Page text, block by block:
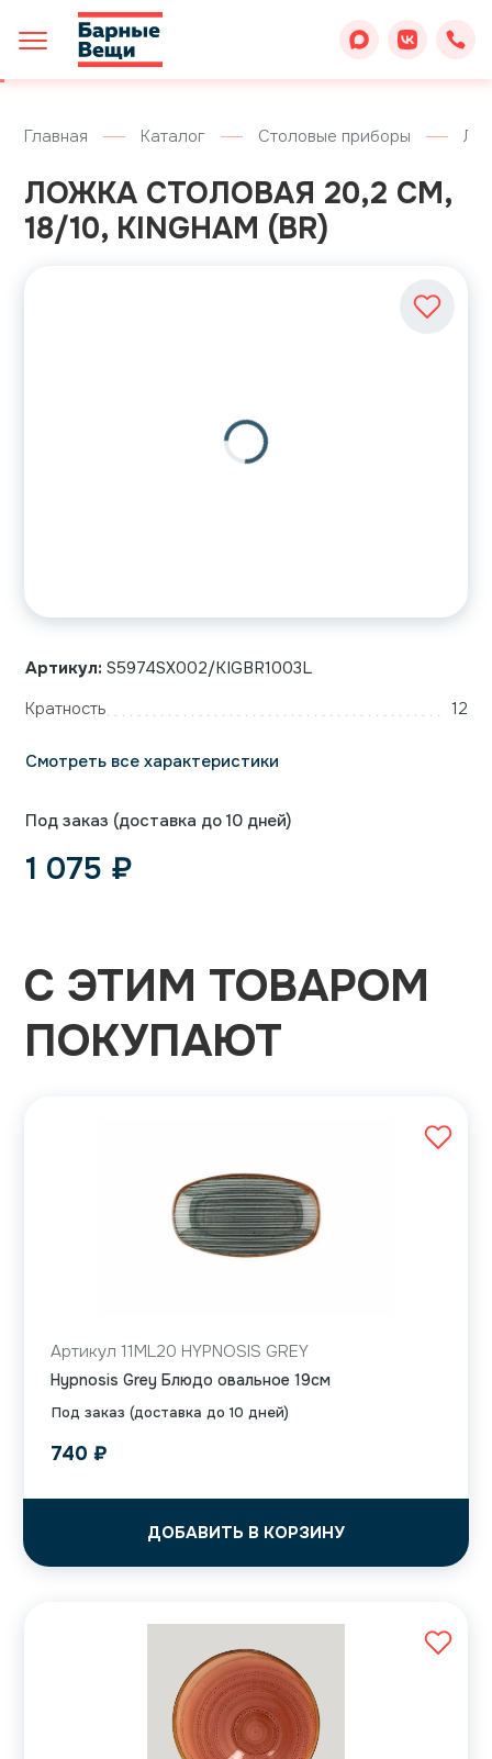
Главная Каталог Столовые приборы
ЛОЖКА СТОЛОВАЯ 20,2 СМ,
18/10, KINGHAM (BR)
Артикул: S5974SX002/KIGBR1003L
Кратность
12
Смотреть все характеристики
Под заказ (доставка до 10 дней)
1 075 ₽
С ЭТИМ ТОВАРОМ
ПОКУПАЮТ
Под заказ (доставка до 10 дней)
Артикул 11ML20 HYPNOSIS GREY
Hypnosis Grey Блюдо овальное 19см
740 ₽
ДОБАВИТЬ В КОРЗИНУ